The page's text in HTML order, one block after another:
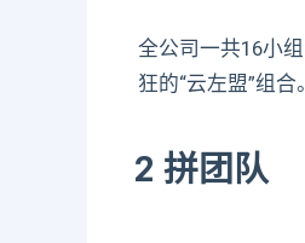
全公司一共16小
狂的“云左盟”组合。
2 拼团队